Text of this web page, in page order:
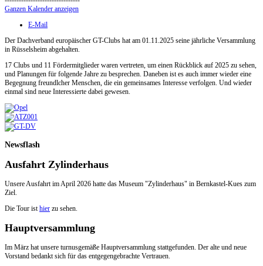
Ganzen Kalender anzeigen
E-Mail
Der Dachverband europäischer GT-Clubs hat am 01.11.2025 seine jährliche Versammlung
in Rüsselsheim abgehalten.
17 Clubs und 11 Fördermitglieder waren vertreten, um einen Rückblick auf 2025 zu sehen,
und Planungen für folgende Jahre zu besprechen. Daneben ist es auch immer wieder eine
Begegnung freundlcher Menschen, die ein gemeinsames Interesse verfolgen. Und wieder
einmal sind neue Interessierte dabei gewesen.
Newsflash
Ausfahrt Zylinderhaus
Unsere Ausfahrt im April 2026 hatte das Museum "Zylinderhaus" in Bernkastel-Kues zum
Ziel.
Die Tour isthier zu sehen.
Hauptversammlung
Im März hat unsere turnusgemäße Hauptversammlung stattgefunden. Der alte und neue
Vorstand bedankt sich für das entgegengebrachte Vertrauen.